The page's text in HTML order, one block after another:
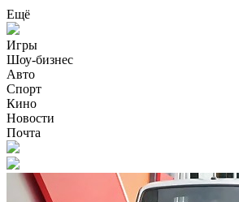
Ещё
Игры
Шоу-бизнес
Авто
Спорт
Кино
Новости
Почта